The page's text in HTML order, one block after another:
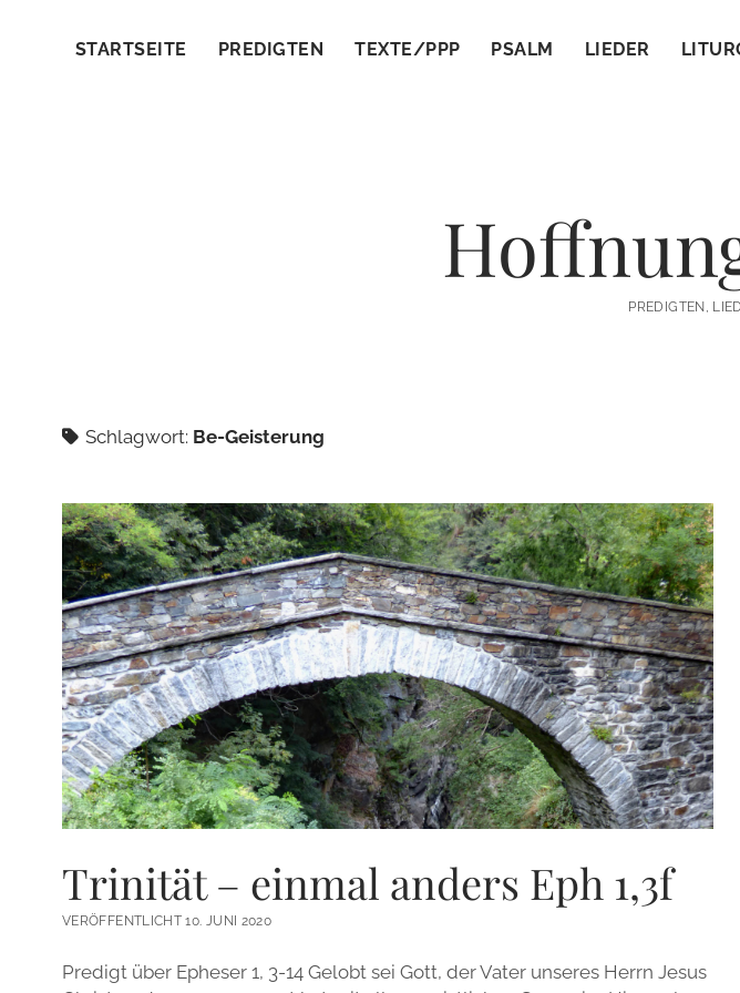
STARTSEITE PREDIGTEN TEXTE/PPP PSALM LIEDER
PREDIGTEN,
Schlagwort: Be-Geisterung
Trinität – einmal anders Eph 1,3f
VERÖFFENTLICHT 10. JUNI 2020
Predigt über Epheser 1, 3-14 Gelobt sei Gott, der Vater unseres Herrn Jesus